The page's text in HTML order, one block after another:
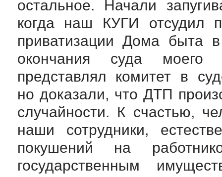
остальное. Начали
когда наш КУГИ отсудил
приватизации Дома быта
окончания суда моего
представлял комитет в
но доказали, что ДТП
случайности. К счастью,
наши сотрудники,
покушений на
государственным